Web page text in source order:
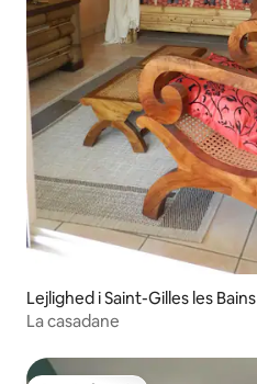
Lejlighed i Saint-Gilles les Bains
La casadane